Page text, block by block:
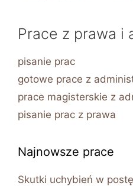
Prace z prawa i
pisanie prac
gotowe prace z
prace magisterskie z
pisanie prac z prawa
Najnowsze prace
Skutki uchybień w